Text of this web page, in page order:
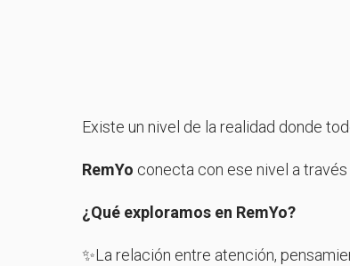
Existe un nivel de la realidad donde
RemYo conecta con ese nivel a
¿Qué exploramos en RemYo?
✨La relación entre atención,